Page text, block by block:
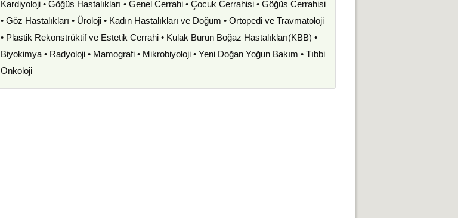
Kardiyoloji • Göğüs Hastalıkları • Genel Cerrahi • Çocuk Cerrahisi • Göğüs Cerrahisi
• Göz Hastalıkları • Üroloji • Kadın Hastalıkları ve Doğum • Ortopedi ve Travmatoloji
• Plastik Rekonstrüktif ve Estetik Cerrahi • Kulak Burun Boğaz Hastalıkları(KBB) •
Biyokimya • Radyoloji • Mamografi • Mikrobiyoloji • Yeni Doğan Yoğun Bakım • Tıbbi
Onkoloji